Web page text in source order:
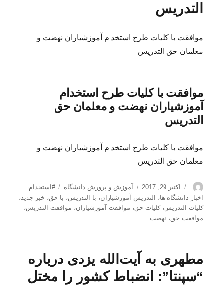
التدریس
موافقت با کلیات طرح استخدام آموزشیاران نهضت و
معلمان حق التدریس
موافقت با کلیات طرح استخدام
آموزشیاران نهضت و معلمان حق
التدریس
موافقت با کلیات طرح استخدام آموزشیاران نهضت و
معلمان حق التدریس
نویسنده
ارسال
شده
در
اکتبر 29, 2017 دسته‌ها
آموزش و پرورش دانشگاه برچسب‌ها
#استخدام،
اخبار دانشگاه ها، التدریس آموزشیاران، با التدریس، با حق، خبر جدید،
کلیات التدریس،کلیات حق، موافقت آموزشیاران، موافقت التدریس،
موافقت حق، نهضت
مطهری به آیت‌الله یزدی درباره
“سپنتا”: انضباط کشور را مختل